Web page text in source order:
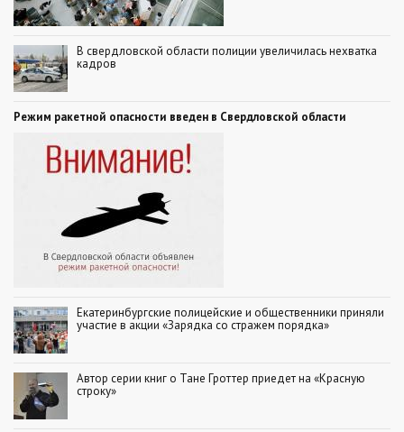
В свердловской области полиции увеличилась нехватка
кадров
Режим ракетной опасности введен в Свердловской области
Екатеринбургские полицейские и общественники приняли
участие в акции «Зарядка со стражем порядка»
Автор серии книг о Тане Гроттер приедет на «Красную
строку»